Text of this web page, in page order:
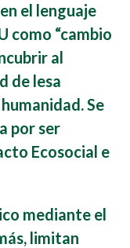
el lenguaje
como “cambio
al
de lesa
Se
por ser
Ecosocial e
mediante el
limitan